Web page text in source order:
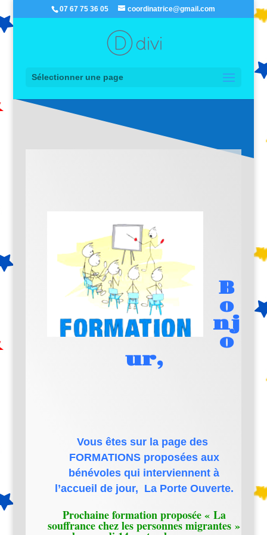
07 67 75 36 05 coordinatrice@gmail.com
Sélectionner une page
B
o
nj
o
ur,
Vous êtes sur la page des
FORMATIONS proposées aux
bénévoles qui interviennent à
l’accueil de jour, La Porte Ouverte.
Prochaine formation proposée « La
souffrance chez les personnes migrantes »